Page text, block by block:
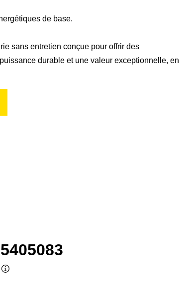
de base.
sans entretien conçue pour offrir des
durable et une valeur exceptionnelle, en